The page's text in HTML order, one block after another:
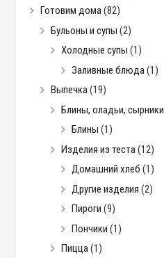
Готовим дома(82)
Бульоны и супы (2)
Холодные супы (1)
Заливные блюда(1)
Выпечка(19)
Блины, оладьи, сырники
Блины (1)
Изделия из теста(12)
Домашний хлеб (1)
Другие изделия (2)
Пироги (9)
Пончики (1)
Пицца(1)